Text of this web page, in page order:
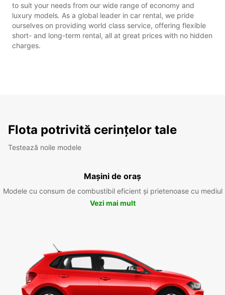
to suit your needs from our wide range of economy and
luxury models. As a global leader in car rental, we pride
ourselves on providing world class service, offering flexible
short- and long-term rental, all at great prices with no hidden
charges.
Flota potrivită cerințelor tale
Testează noile modele
Mașini de oraș
Modele cu consum de combustibil eficient și prietenoase cu mediul
Vezi mai mult